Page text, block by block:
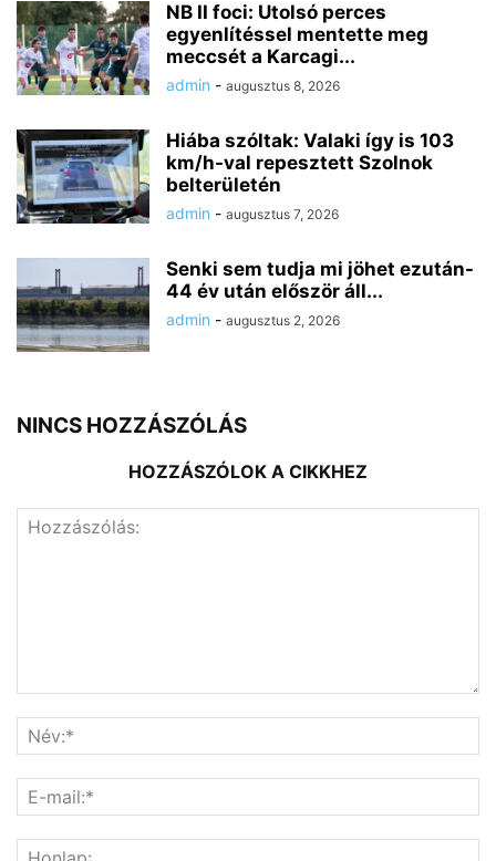
NB II foci: Utolsó perces
egyenlítéssel mentette meg
meccsét a Karcagi...
admin - augusztus 8, 2026
Hiába szóltak: Valaki így is 103
km/h-val repesztett Szolnok
belterületén
admin - augusztus 7, 2026
Senki sem tudja mi jöhet ezután-
44 év után először áll...
admin - augusztus 2, 2026
NINCS HOZZÁSZÓLÁS
HOZZÁSZÓLOK A CIKKHEZ